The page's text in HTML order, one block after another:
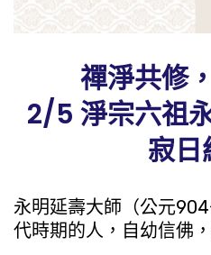
禪淨共修
2/5 淨宗六祖
寂日
永明延壽大師（公元
代時期的人，自幼信佛